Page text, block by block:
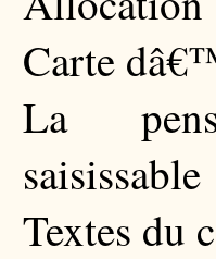
Carte
La
saisissable
Textes du